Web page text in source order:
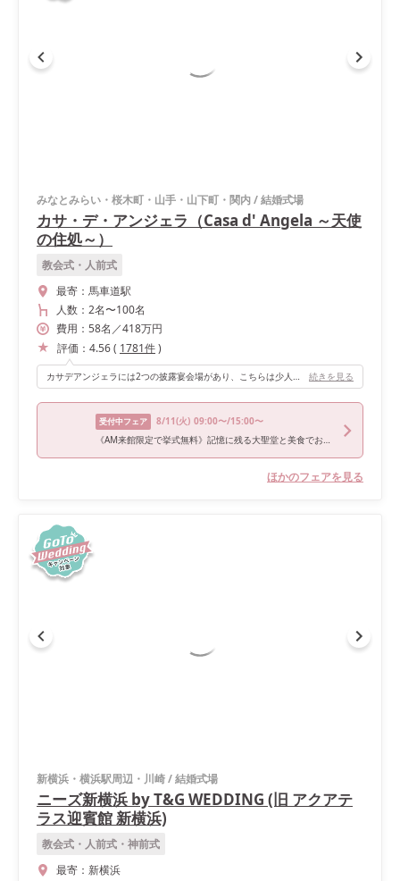
みなとみらい・桜木町・山手・山下町・関内/結婚式場
カサ・デ・アンジェラ（Casa d' Angela ～天使
の住処～）
教会式・人前式
最寄： 馬車道駅
人数： 2名〜100名
費用： 58名 ／418万円
評価： 4.56( 1781件)
カサデアンジェラには2つの披露宴会場があり、こちらは少人数向けの小さな会場。 窓から優しい光が差し込み、アットホームで暖かい雰囲気になります♪ キッチンは最奥にあるのですが、レンガ調の壁でおしゃれ、全く気になりません。 円テーブルを並べる定番の形のほか、中央に長テーブルを1つ置くのも良さそう！ 続きを見る
受付中フェア 8/11(火) 09:00〜/15:00〜
《AM来館限定で挙式無料》記憶に残る大聖堂と美食でおもてなし！黒毛和牛4万試食で神奈川県料理ランキング1位の実力を体験＊
ほかのフェアを見る
新横浜・横浜駅周辺・川崎/結婚式場
ニーズ新横浜 by T&G WEDDING (旧 アクアテ
ラス迎賓館 新横浜)
教会式・人前式・神前式
最寄： 新横浜